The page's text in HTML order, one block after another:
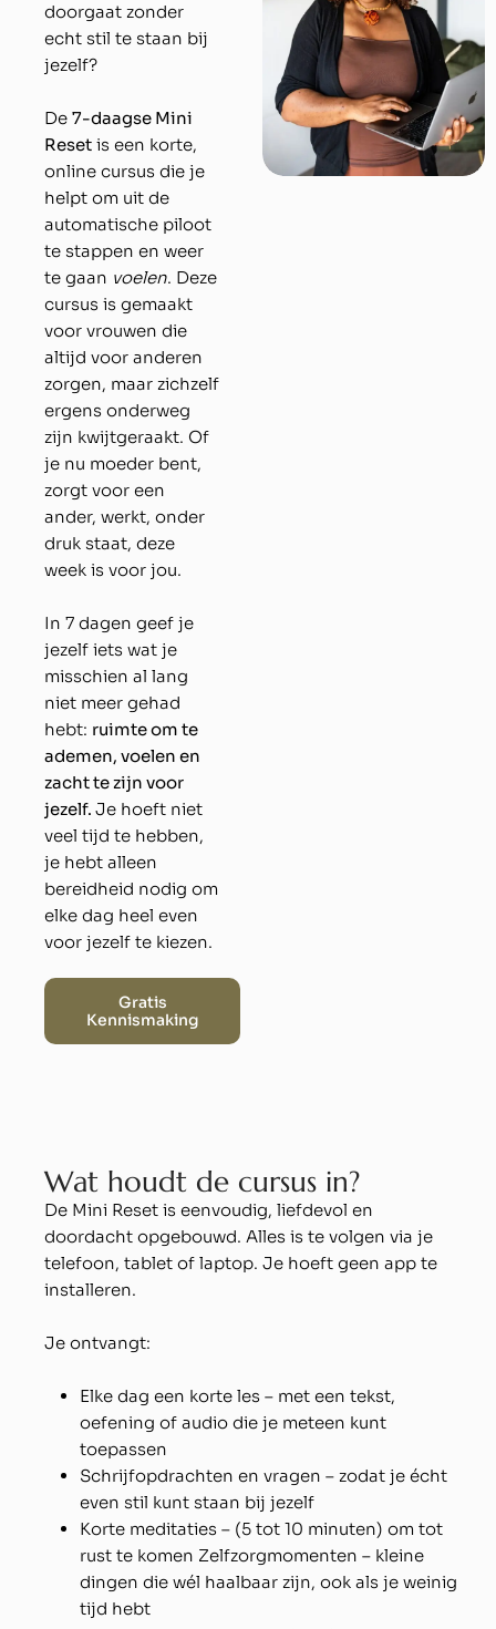
doorgaat zonder
echt stil te staan bij
jezelf?
De 7-daagse Mini
Reset is een korte,
online cursus die je
helpt om uit de
automatische piloot
te stappen en weer
te gaan voelen. Deze
cursus is gemaakt
voor vrouwen die
altijd voor anderen
zorgen, maar zichzelf
ergens onderweg
zijn kwijtgeraakt. Of
je nu moeder bent,
zorgt voor een
ander, werkt, onder
druk staat, deze
week is voor jou.
In 7 dagen geef je
jezelf iets wat je
misschien al lang
niet meer gehad
hebt: ruimte om te
ademen, voelen en
zacht te zijn voor
jezelf. Je hoeft niet
veel tijd te hebben,
je hebt alleen
bereidheid nodig om
elke dag heel even
voor jezelf te kiezen.
Gratis
Kennismaking
Wat houdt de cursus in?
De Mini Reset is eenvoudig, liefdevol en
doordacht opgebouwd. Alles is te volgen via je
telefoon, tablet of laptop. Je hoeft geen app te
installeren.
Je ontvangt:
Elke dag een korte les – met een tekst,
oefening of audio die je meteen kunt
toepassen
Schrijfopdrachten en vragen – zodat je écht
even stil kunt staan bij jezelf
Korte meditaties – (5 tot 10 minuten) om tot
rust te komen Zelfzorgmomenten – kleine
dingen die wél haalbaar zijn, ook als je weinig
tijd hebt